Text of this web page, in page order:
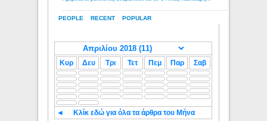
PEOPLE RECENT POPULAR
Κυρ Δευ Τρι Τετ Πεμ Παρ Σαβ
◄ Κλίκ εδώ για όλα τα άρθρα του Μήνα